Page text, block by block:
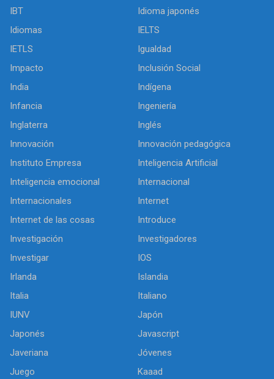
IBT
Idioma japonés
Idiomas
IELTS
IETLS
Igualdad
Impacto
Inclusión Social
India
Indígena
Infancia
Ingeniería
Inglaterra
Inglés
Innovación
Innovación pedagógica
Instituto Empresa
Inteligencia Artificial
Inteligencia emocional
Internacional
Internacionales
Internet
Internet de las cosas
Introduce
Investigación
Investigadores
Investigar
IOS
Irlanda
Islandia
Italia
Italiano
IUNV
Japón
Japonés
Javascript
Javeriana
Jóvenes
Juego
Kaaad